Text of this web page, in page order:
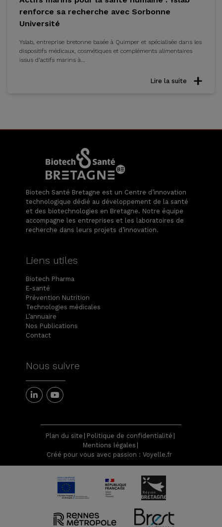
renforce sa recherche avec Sorbonne
Université
Yslab, entreprise bretonne basée à Quimper et spécialisée dans les
dispositifs médicaux, cosmétiques et compléments alimentaires
issus d’actifs marins à...
Lire la suite
Biotech Santé Bretagne est un Centre d’innovation
technologique dédié au développement de la santé
et des biotechnologies en Bretagne. Notre équipe
accompagne les entreprises et les laboratoires de
recherche dans leurs projets d’innovation.
Liens utiles
Biotech Pharma
E-santé
Prévention Nutrition
Technologies médicales
L’annuaire
Nos Publications
Contact
Nous suivre
Plan du site
Politique de confidentialité
Mentions légales
Créé pour vous avec passion : Voyelle.fr